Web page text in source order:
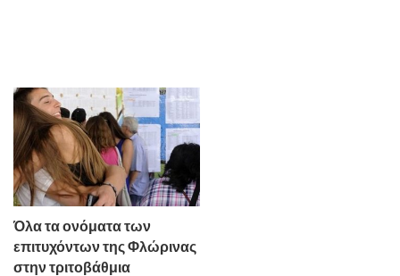
Όλα τα ονόματα των
επιτυχόντων της Φλώρινας
στην τριτοβάθμια